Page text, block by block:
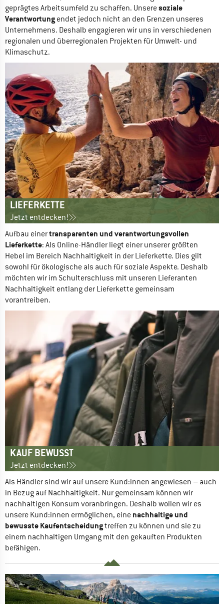
geprägtes Arbeitsumfeld zu schaffen. Unsere soziale
Verantwortung endet jedoch nicht an den Grenzen unseres
Unternehmens. Deshalb engagieren wir uns in verschiedenen
regionalen und überregionalen Projekten für Umwelt- und
Klimaschutz.
LIEFERKETTE
Jetzt entdecken!
Aufbau einer transparenten und verantwortungsvollen
Lieferkette: Als Online-Händler liegt einer unserer größten
Hebel im Bereich Nachhaltigkeit in der Lieferkette. Dies gilt
sowohl für ökologische als auch für soziale Aspekte. Deshalb
möchten wir im Schulterschluss mit unseren Lieferanten
Nachhaltigkeit entlang der Lieferkette gemeinsam
vorantreiben.
KAUF BEWUSST
Jetzt entdecken!
Als Händler sind wir auf unsere Kund:innen angewiesen – auch
in Bezug auf Nachhaltigkeit. Nur gemeinsam können wir
nachhaltigen Konsum voranbringen. Deshalb wollen wir es
unsere Kund:innen ermöglichen, eine nachhaltige und
bewusste Kaufentscheidung treffen zu können und sie zu
einem nachhaltigen Umgang mit den gekauften Produkten
befähigen.